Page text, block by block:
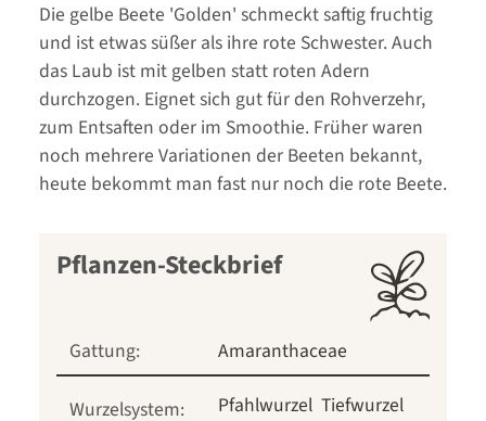
Die gelbe Beete 'Golden' schmeckt saftig fruchtig
und ist etwas süßer als ihre rote Schwester. Auch
das Laub ist mit gelben statt roten Adern
durchzogen. Eignet sich gut für den Rohverzehr,
zum Entsaften oder im Smoothie. Früher waren
noch mehrere Variationen der Beeten bekannt,
heute bekommt man fast nur noch die rote Beete.
Pflanzen-Steckbrief
Gattung: Amaranthaceae
Wurzelsystem: Pfahlwurzel Tiefwurzel